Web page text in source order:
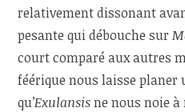
relativement dissonant
pesante qui débouche sur
court comparé aux autres
féérique nous laisse
qu’Exulansisne nous noie à